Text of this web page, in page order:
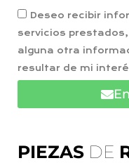
PIEZAS DE
Deseo recibir
servicios
alguna otra
resultar de mi